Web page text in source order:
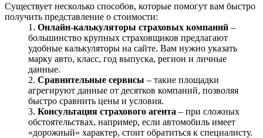
Существует несколько способов, которые помогут вам быстро
получить представление о стоимости:
Онлайн-калькуляторы страховых компаний –
большинство крупных страховщиков предлагают
удобные калькуляторы на сайте. Вам нужно указать
марку авто, класс, год выпуска, регион и личные
данные.
Сравнительные сервисы – такие площадки
агрегируют данные от десятков компаний, позволяя
быстро сравнить цены и условия.
Консультация страхового агента – при сложных
обстоятельствах, например, если автомобиль имеет
«дорожный» характер, стоит обратиться к специалисту.